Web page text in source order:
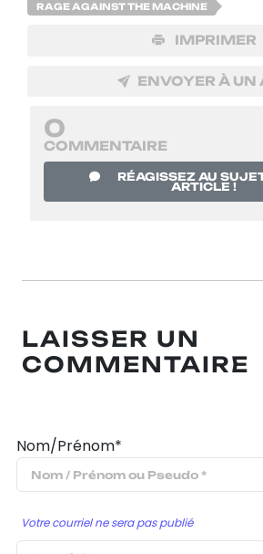
RAGE AGAINST THE MACHINE
IMPRIMER
ENVOYER À UN
0
COMMENTAIRE
RÉAGISSEZ AU
ARTICLE !
LAISSER UN
COMMENTAIRE
Nom/Prénom*
Votre courriel ne sera pas publié